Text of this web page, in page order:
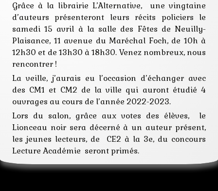
salon
Grâce à la librairie L’Alternative, une vingtaine
d’auteurs présenteront leurs récits policiers le
samedi 15 avril à la salle des Fêtes de Neuilly-
Plaisance, 11 avenue du Maréchal Foch, de 10h à
12h30 et de 13h30 à 18h30. Venez nombreux, nous
rencontrer !
La veille, j’aurais eu l’occasion d’échanger avec
des CM1 et CM2 de la ville qui auront étudié 4
ouvrages au cours de l’année 2022-2023.
Lors du salon, grâce aux votes des élèves, le
Lionceau noir sera décerné à un auteur présent,
les jeunes lecteurs, de CE2 à la 3e, du concours
Lecture Académie seront primés.